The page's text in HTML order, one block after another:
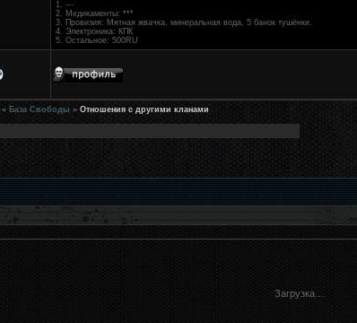
1. ---
2. Медикаменты: ***
3. Провизия: Мятная жвачка, минеральная вода, 5 банок тушёнки.
4. Электроника: КПК
5. Остальное: 500RU
» База Свободы » Отношения с другими кланами
Загрузка…